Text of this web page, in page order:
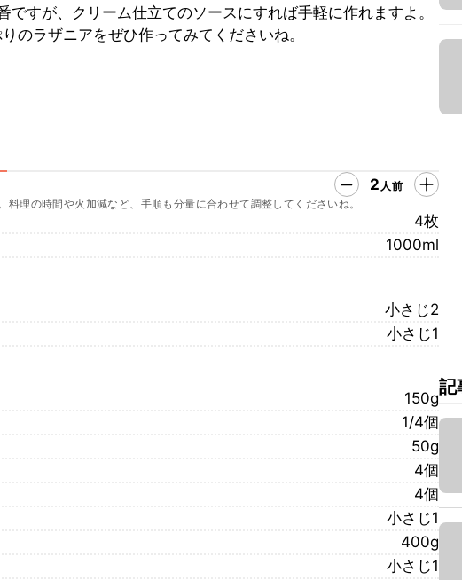
ですが、クリーム仕立てのソースにすれば手軽に作れますよ。
のラザニアをぜひ作ってみてくださいね。
2 人前
料理の時間や火加減など、手順も分量に合わせて調整してくださいね。
4枚
1000ml
小さじ2
小さじ1
150g
1/4個
50g
4個
4個
小さじ1
400g
小さじ1
記